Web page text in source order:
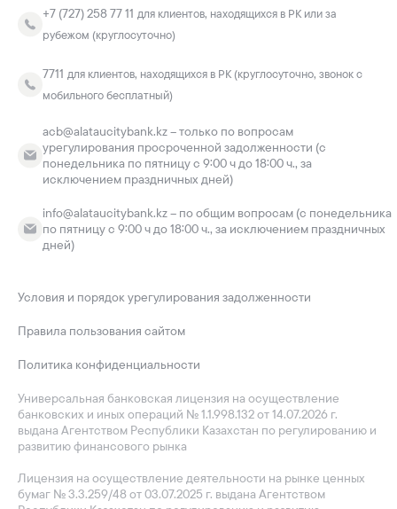
+7 (727) 258 77 11 для клиентов, находящихся в РК или за
рубежом (круглосуточно)
7711 для клиентов, находящихся в РК (круглосуточно, звонок с
мобильного бесплатный)
acb@alataucitybank.kz – только по вопросам
урегулирования просроченной задолженности (с
понедельника по пятницу с 9:00 ч до 18:00 ч., за
исключением праздничных дней)
info@alataucitybank.kz – по общим вопросам (с понедельника
по пятницу с 9:00 ч до 18:00 ч., за исключением праздничных
дней)
Универсальная банковская лицензия на осуществление
банковских и иных операций № 1.1.998.132 от 14.07.2026 г.
выдана Агентством Республики Казахстан по регулированию и
развитию финансового рынка
Лицензия на осуществление деятельности на рынке ценных
бумаг № 3.3.259/48 от 03.07.2025 г. выдана Агентством
Условия и порядок урегулирования задолженности
Правила пользования сайтом
Политика конфиденциальности